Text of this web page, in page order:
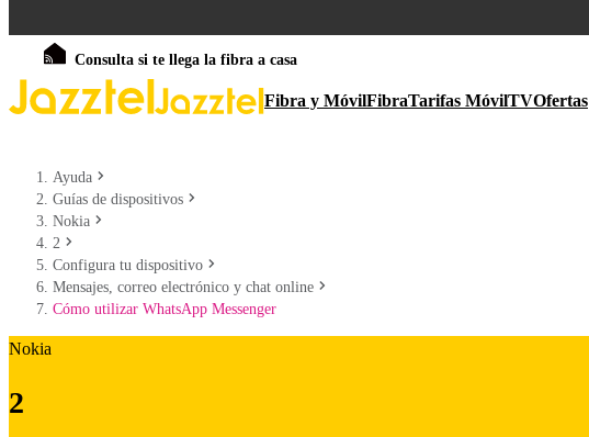
Consulta si te llega la fibra a casa
Fibra y MóvilFibraTarifas MóvilTVOfertas
Ayuda
Guías de dispositivos
Nokia
2
Configura tu dispositivo
Mensajes, correo electrónico y chat online
Cómo utilizar WhatsApp Messenger
Nokia
2